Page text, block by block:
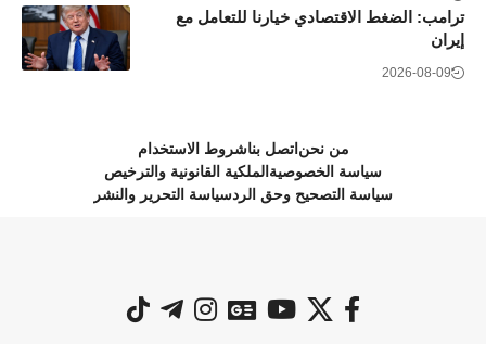
ترامب: الضغط الاقتصادي خيارنا للتعامل مع
إيران
2026-08-09
من نحن اتصل بناشروط الاستخدام
سياسة الخصوصية الملكية القانونية والترخيص
سياسة التصحيح وحق الردسياسة التحرير والنشر